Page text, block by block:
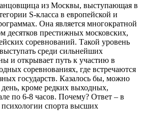
из Москвы, выступающая в
S‑класса в европейской и
Она является многократной
десятков престижных московских,
соревнований. Такой уровень
среди сильнейших
и открывает путь к участию в
соревнованиях, где встречаются
государств. Казалось бы, можно
кроме редких выходных,
по 6-8 часов. Почему? Ответ – в
спорта высших